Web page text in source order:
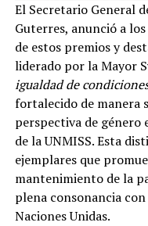
El Secretario General
Guterres, anunció a
de estos premios y
liderado por la Mayor
igualdad de
fortalecido de manera
perspectiva de género
de la UNMISS. Esta
ejemplares que
mantenimiento de la
plena consonancia
Naciones Unidas.